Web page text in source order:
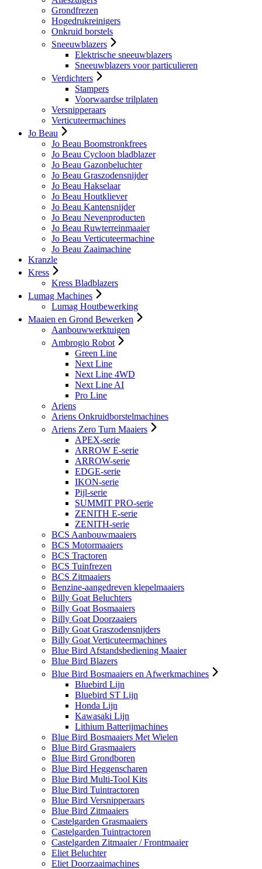
Grondfrezen
Hogedrukreinigers
Onkruid borstels
Sneeuwblazers
Elektrische sneeuwblazers
Sneeuwblazers voor particulieren
Verdichters
Stampers
Voorwaardse trilplaten
Versnipperaars
Verticuteermachines
Jo Beau
Jo Beau Boomstronkfrees
Jo Beau Cycloon bladblazer
Jo Beau Gazonbeluchter
Jo Beau Graszodensnijder
Jo Beau Hakselaar
Jo Beau Houtkliever
Jo Beau Kantensnijder
Jo Beau Nevenproducten
Jo Beau Ruwterreinmaaier
Jo Beau Verticuteermachine
Jo Beau Zaaimachine
Kranzle
Kress
Kress Bladblazers
Lumag Machines
Lumag Houtbewerking
Maaien en Grond Bewerken
Aanbouwwerktuigen
Ambrogio Robot
Green Line
Next Line
Next Line 4WD
Next Line AI
Pro Line
Ariens
Ariens Onkruidborstelmachines
Ariens Zero Turn Maaiers
APEX-serie
ARROW E-serie
ARROW-serie
EDGE-serie
IKON-serie
Pijl-serie
SUMMIT PRO-serie
ZENITH E-serie
ZENITH-serie
BCS Aanbouwmaaiers
BCS Motormaaiers
BCS Tractoren
BCS Tuinfrezen
BCS Zitmaaiers
Benzine-aangedreven klepelmaaiers
Billy Goat Beluchters
Billy Goat Bosmaaiers
Billy Goat Doorzaaiers
Billy Goat Graszodensnijders
Billy Goat Verticuteermachines
Blue Bird Afstandsbediening Maaier
Blue Bird Blazers
Blue Bird Bosmaaiers en Afwerkmachines
Bluebird Lijn
Bluebird ST Lijn
Honda Lijn
Kawasaki Lijn
Lithium Batterijmachines
Blue Bird Bosmaaiers Met Wielen
Blue Bird Grasmaaiers
Blue Bird Grondboren
Blue Bird Heggenscharen
Blue Bird Multi-Tool Kits
Blue Bird Tuintractoren
Blue Bird Versnipperaars
Blue Bird Zitmaaiers
Castelgarden Grasmaaiers
Castelgarden Tuintractoren
Castelgarden Zitmaaier / Frontmaaier
Eliet Beluchter
Eliet Doorzaaimachines